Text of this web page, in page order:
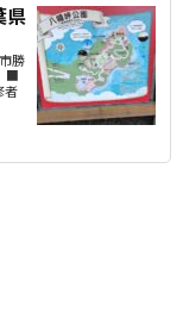
県
勝
■
者